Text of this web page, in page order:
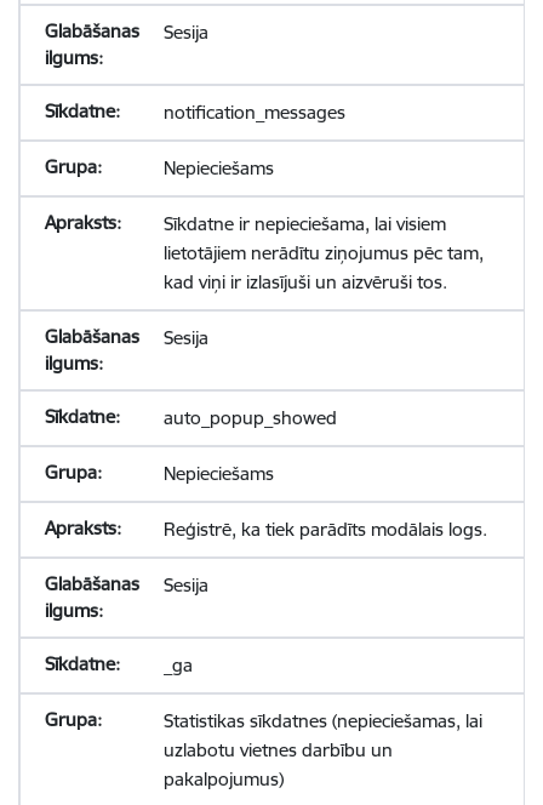
Sesija
notification_messages
Nepieciešams
Sīkdatne ir nepieciešama, lai visiem
lietotājiem nerādītu ziņojumus pēc tam,
kad viņi ir izlasījuši un aizvēruši tos.
Sesija
auto_popup_showed
Nepieciešams
Reģistrē, ka tiek parādīts modālais logs.
Sesija
_ga
Statistikas sīkdatnes (nepieciešamas, lai
uzlabotu vietnes darbību un
pakalpojumus)